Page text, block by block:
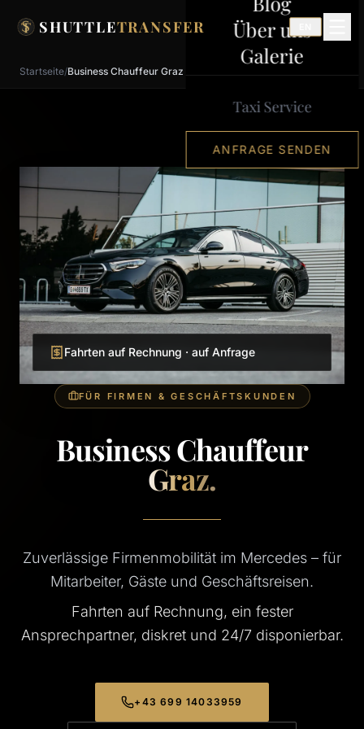
SHUTTLETRANSFER
Über uns
Galerie
Taxi Service
ANFRAGE SENDEN
Startseite/Business Chauffeur Graz
Fahrten auf Rechnung · auf Anfrage
FÜR FIRMEN & GESCHÄFTSKUNDEN
Business Chauffeur
Graz.
Zuverlässige Firmenmobilität im Mercedes – für
Mitarbeiter, Gäste und Geschäftsreisen.
Fahrten auf Rechnung, ein fester
Ansprechpartner, diskret und 24/7 disponierbar.
+43 699 14033959